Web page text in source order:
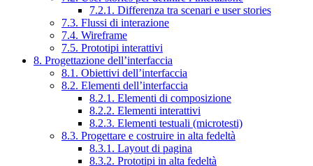
7.2.1. Differenza tra scenari e user stories
7.3. Flussi di interazione
7.4. Wireframe
7.5. Prototipi interattivi
8. Progettazione dell’interfaccia
8.1. Obiettivi dell’interfaccia
8.2. Elementi dell’interfaccia
8.2.1. Elementi di composizione
8.2.2. Elementi interattivi
8.2.3. Elementi testuali (microtesti)
8.3. Progettare e costruire in alta fedeltà
8.3.1. Layout di pagina
8.3.2. Prototipi in alta fedeltà